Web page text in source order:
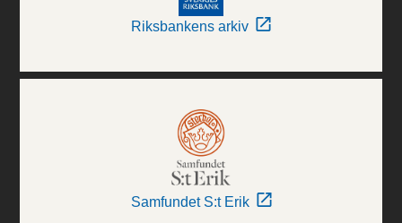
Riksbankens arkiv
Samfundet S:t Erik